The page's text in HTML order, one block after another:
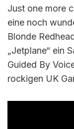
Just one more
eine noch
Blonde
„Jetplane“ ein
Guided By
rockigen UK